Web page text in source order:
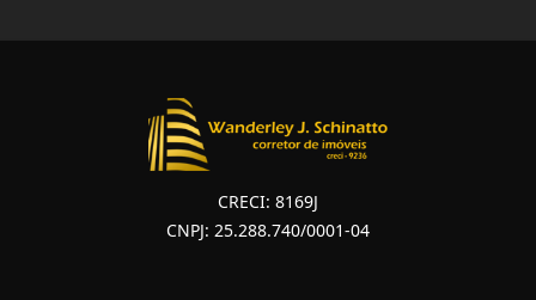
CRECI: 8169J
CNPJ: 25.288.740/0001-04